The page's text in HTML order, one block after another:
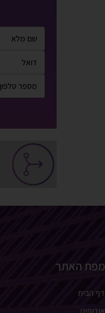
מפת האתר
דף הבית
אודותינו